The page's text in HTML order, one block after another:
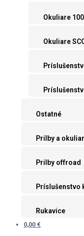
Okuliare
Okuliare
Ostatné
Prilby a
Prilby offroad
Príslušenstvo
Rukavice
0,00 €